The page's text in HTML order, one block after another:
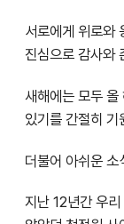
서로에게 위로와
진심으로 감사와
새해에는 모두 올
있기를 간절히 기
더불어 아쉬운 소
지난 12년간 우